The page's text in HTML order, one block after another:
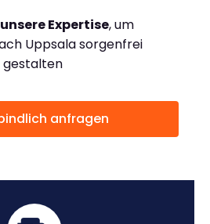
unsere Expertise, um
Uppsala sorgenfrei
gestalten
anfragen